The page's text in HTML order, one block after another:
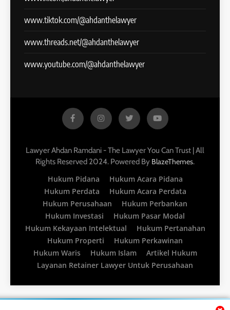
www.tiktok.com/@ahdanthelawyer
www.threads.net/@ahdanthelawyer
www.youtube.com/@ahdanthelawyer
Lawyer Ahdan Ramdani - The Lawyer You Can Trust | All
Rights Reserved 2024. Powered By BlazeThemes.
Hukum Pidana
Hukum Acara Pidana
Hukum Perdata
Hukum Acara Perdata
Hukum Perusahaan
Hukum Perbankan
Hukum Investasi
Hukum Pasar Modal
Hukum Kekayaan Intelektual
Hukum Pertanahan
Hukum Properti
Hukum Perkawinan
Hukum Waris
Hukum Islam
Artikel Hukum
Layanan Retainer Lawyer Untuk Perusahaan